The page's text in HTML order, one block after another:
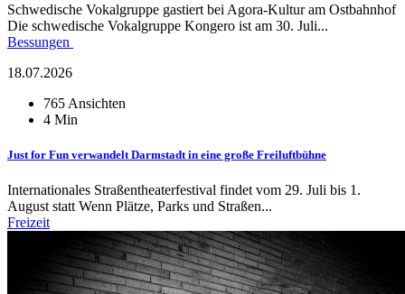
Schwedische Vokalgruppe gastiert bei Agora-Kultur am Ostbahnhof
Die schwedische Vokalgruppe Kongero ist am 30. Juli...
Bessungen
18.07.2026
765 Ansichten
4 Min
Just for Fun verwandelt Darmstadt in eine große Freiluftbühne
Internationales Straßentheaterfestival findet vom 29. Juli bis 1.
August statt Wenn Plätze, Parks und Straßen...
Freizeit